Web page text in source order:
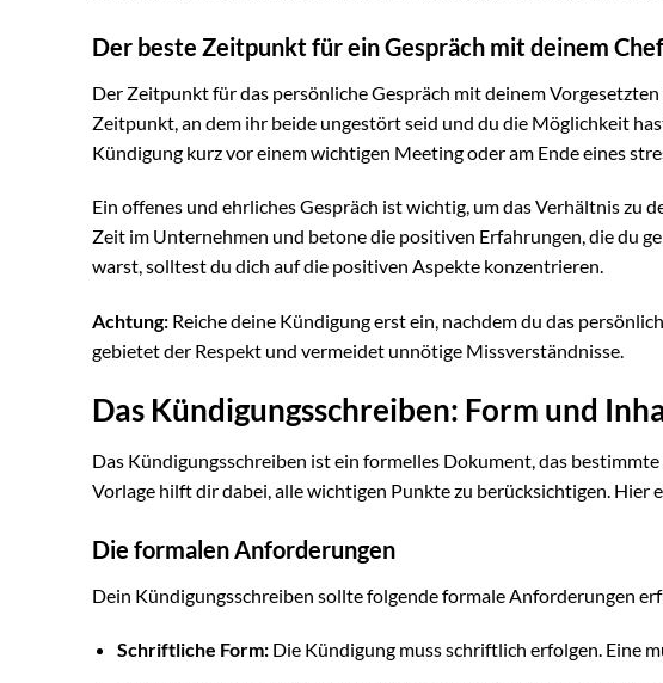
Der beste Zeitpunkt für ein Gespräch mit deinem Chef
Der Zeitpunkt für das persönliche Gespräch mit deinem
Zeitpunkt, an dem ihr beide ungestört seid und du die Möglichkeit
Kündigung kurz vor einem wichtigen Meeting oder am Ende eines
Ein offenes und ehrliches Gespräch ist wichtig, um das Verhältnis zu
Zeit im Unternehmen und betone die positiven Erfahrungen, die du
warst, solltest du dich auf die positiven Aspekte konzentrieren.
Achtung: Reiche deine Kündigung erst ein, nachdem du das
gebietet der Respekt und vermeidet unnötige Missverständnisse.
Das Kündigungsschreiben: Form und
Das Kündigungsschreiben ist ein formelles Dokument, das
Vorlage hilft dir dabei, alle wichtigen Punkte zu berücksichtigen. Hier
Die formalen Anforderungen
Dein Kündigungsschreiben sollte folgende formale Anforderungen
Schriftliche Form:Die Kündigung muss schriftlich erfolgen. Eine